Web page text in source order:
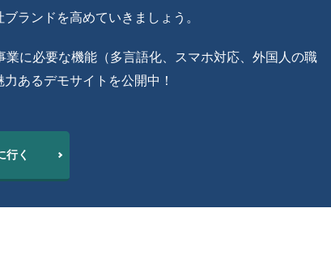
ランドを高めていきましょう。
に必要な機能（多言語化、スマホ対応、外国人の職
あるデモサイトを公開中！
行く